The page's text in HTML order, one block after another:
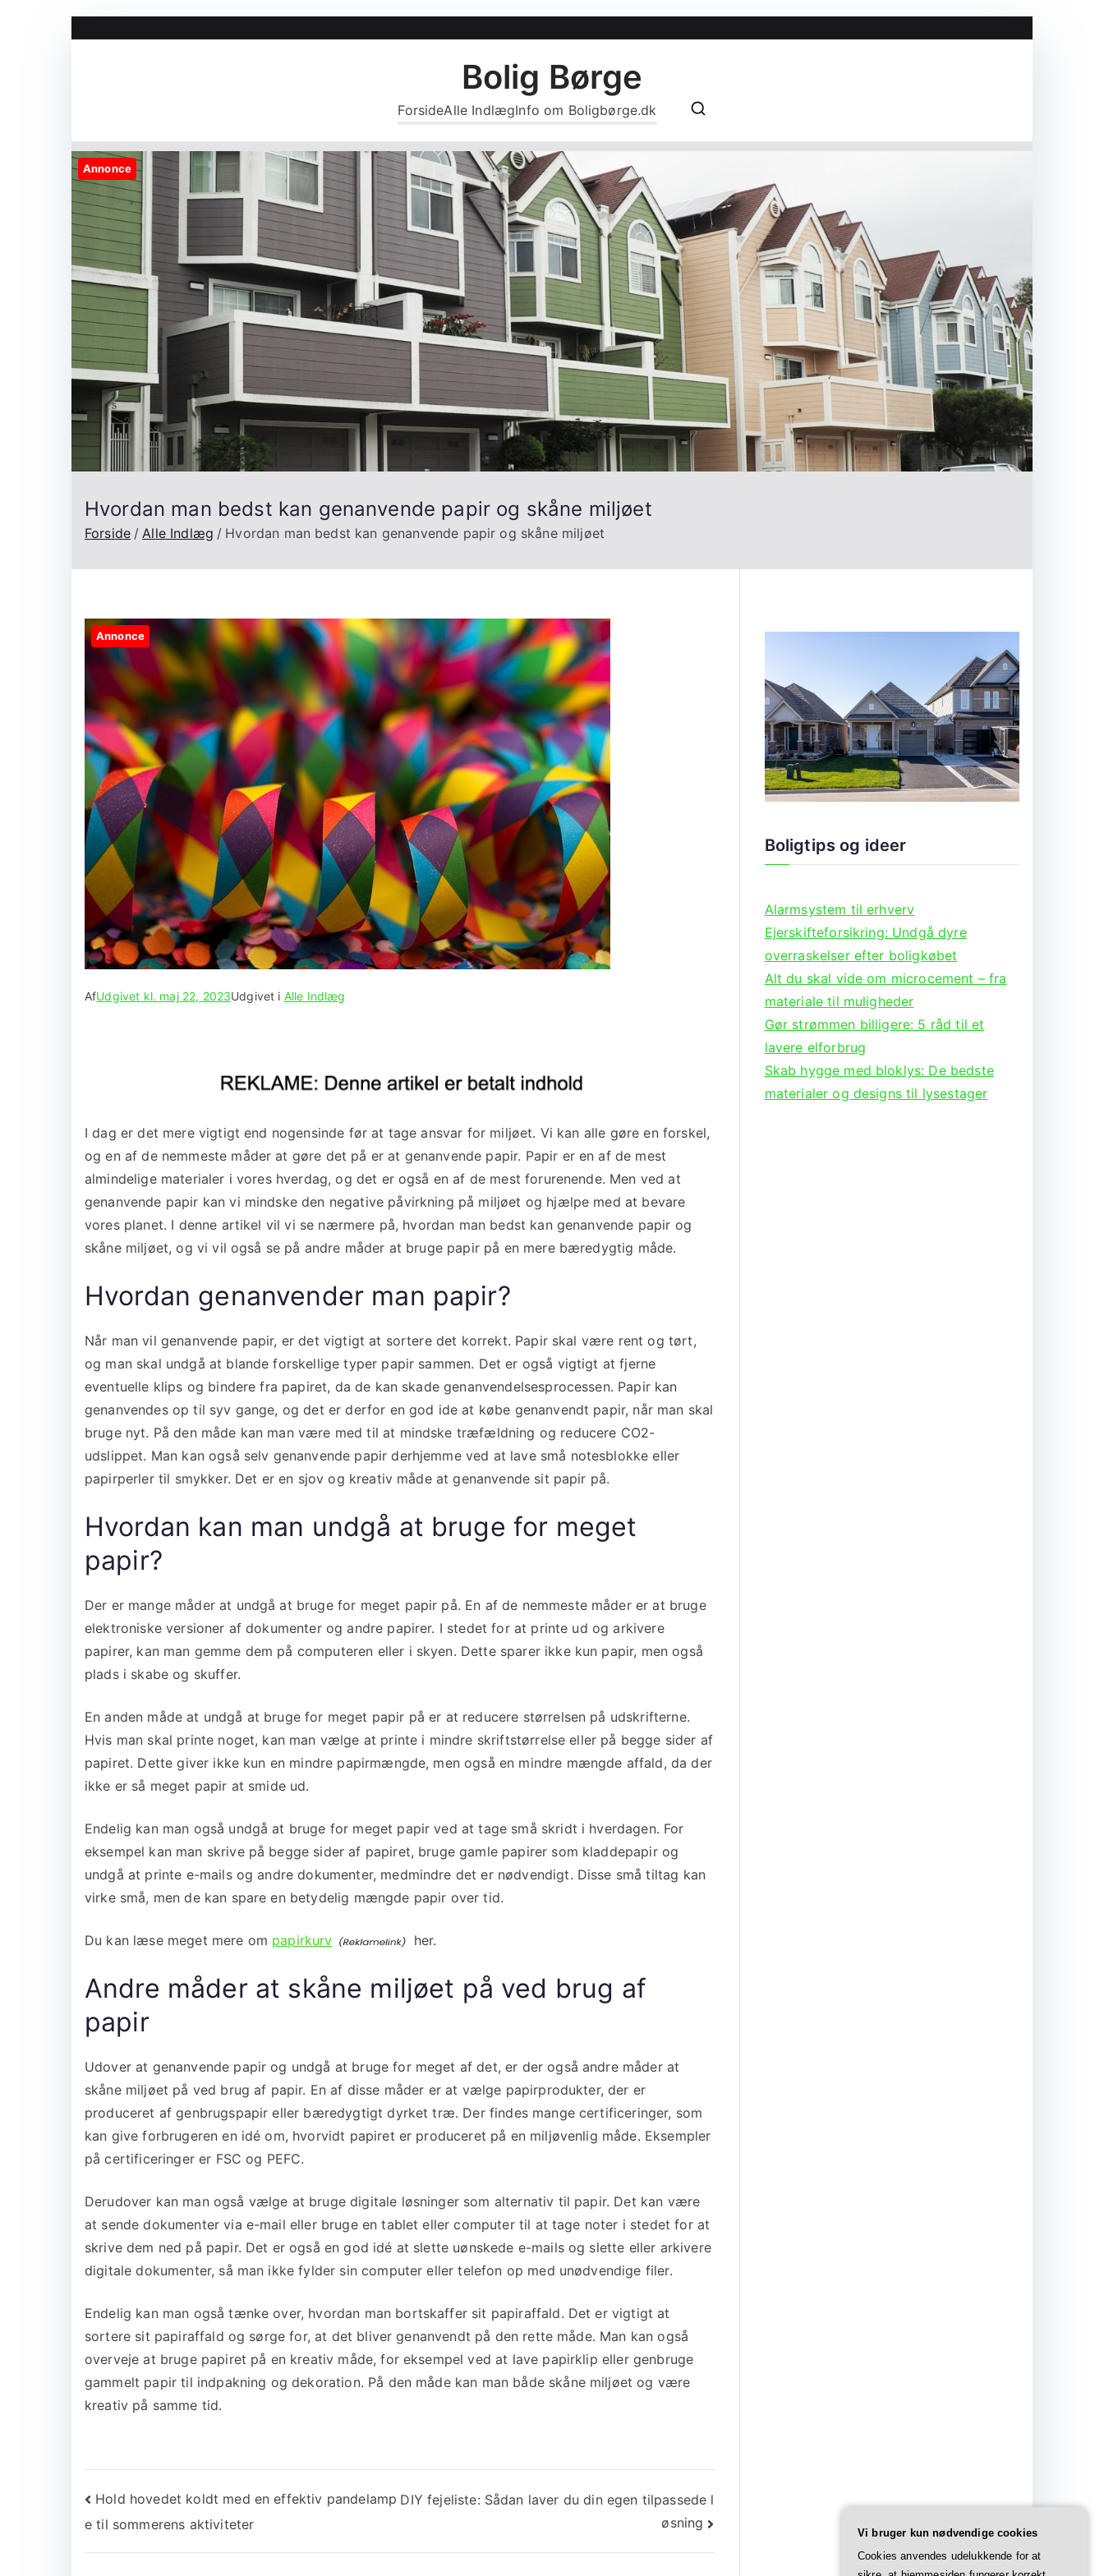
Bolig Børge
ForsideAlle IndlægInfo om Boligbørge.dk
Annonce
Hvordan man bedst kan genanvende papir og skåne miljøet
Forside Alle Indlæg Hvordan man bedst kan genanvende papir og skåne miljøet
Annonce
AfUdgivet kl. maj 22, 2023Udgivet i Alle Indlæg
I dag er det mere vigtigt end nogensinde før at tage ansvar for miljøet. Vi kan alle gøre en forskel,
og en af de nemmeste måder at gøre det på er at genanvende papir. Papir er en af de mest
almindelige materialer i vores hverdag, og det er også en af de mest forurenende. Men ved at
genanvende papir kan vi mindske den negative påvirkning på miljøet og hjælpe med at bevare
vores planet. I denne artikel vil vi se nærmere på, hvordan man bedst kan genanvende papir og
skåne miljøet, og vi vil også se på andre måder at bruge papir på en mere bæredygtig måde.
Hvordan genanvender man papir?
Når man vil genanvende papir, er det vigtigt at sortere det korrekt. Papir skal være rent og tørt,
og man skal undgå at blande forskellige typer papir sammen. Det er også vigtigt at fjerne
eventuelle klips og bindere fra papiret, da de kan skade genanvendelsesprocessen. Papir kan
genanvendes op til syv gange, og det er derfor en god ide at købe genanvendt papir, når man skal
bruge nyt. På den måde kan man være med til at mindske træfældning og reducere CO2-
udslippet. Man kan også selv genanvende papir derhjemme ved at lave små notesblokke eller
papirperler til smykker. Det er en sjov og kreativ måde at genanvende sit papir på.
Hvordan kan man undgå at bruge for meget
papir?
Der er mange måder at undgå at bruge for meget papir på. En af de nemmeste måder er at bruge
elektroniske versioner af dokumenter og andre papirer. I stedet for at printe ud og arkivere
papirer, kan man gemme dem på computeren eller i skyen. Dette sparer ikke kun papir, men også
plads i skabe og skuffer.
En anden måde at undgå at bruge for meget papir på er at reducere størrelsen på udskrifterne.
Hvis man skal printe noget, kan man vælge at printe i mindre skriftstørrelse eller på begge sider af
papiret. Dette giver ikke kun en mindre papirmængde, men også en mindre mængde affald, da der
ikke er så meget papir at smide ud.
Endelig kan man også undgå at bruge for meget papir ved at tage små skridt i hverdagen. For
eksempel kan man skrive på begge sider af papiret, bruge gamle papirer som kladdepapir og
undgå at printe e-mails og andre dokumenter, medmindre det er nødvendigt. Disse små tiltag kan
virke små, men de kan spare en betydelig mængde papir over tid.
Du kan læse meget mere om papirkurv her.
Andre måder at skåne miljøet på ved brug af
papir
Udover at genanvende papir og undgå at bruge for meget af det, er der også andre måder at
skåne miljøet på ved brug af papir. En af disse måder er at vælge papirprodukter, der er
produceret af genbrugspapir eller bæredygtigt dyrket træ. Der findes mange certificeringer, som
kan give forbrugeren en idé om, hvorvidt papiret er produceret på en miljøvenlig måde. Eksempler
på certificeringer er FSC og PEFC.
Derudover kan man også vælge at bruge digitale løsninger som alternativ til papir. Det kan være
at sende dokumenter via e-mail eller bruge en tablet eller computer til at tage noter i stedet for at
skrive dem ned på papir. Det er også en god idé at slette uønskede e-mails og slette eller arkivere
digitale dokumenter, så man ikke fylder sin computer eller telefon op med unødvendige filer.
Endelig kan man også tænke over, hvordan man bortskaffer sit papiraffald. Det er vigtigt at
sortere sit papiraffald og sørge for, at det bliver genanvendt på den rette måde. Man kan også
overveje at bruge papiret på en kreativ måde, for eksempel ved at lave papirklip eller genbruge
gammelt papir til indpakning og dekoration. På den måde kan man både skåne miljøet og være
kreativ på samme tid.
Indlægsnavigation
Hold hovedet koldt med en effektiv pandelamp
e til sommerens aktiviteter
DIY fejeliste: Sådan laver du din egen tilpassede l
øsning
Boligtips og ideer
Alarmsystem til erhverv
Ejerskifteforsikring: Undgå dyre
overraskelser efter boligkøbet
Alt du skal vide om microcement – fra
materiale til muligheder
Gør strømmen billigere: 5 råd til et
lavere elforbrug
Skab hygge med bloklys: De bedste
materialer og designs til lysestager
Vi bruger kun nødvendige cookies
Cookies anvendes udelukkende for at